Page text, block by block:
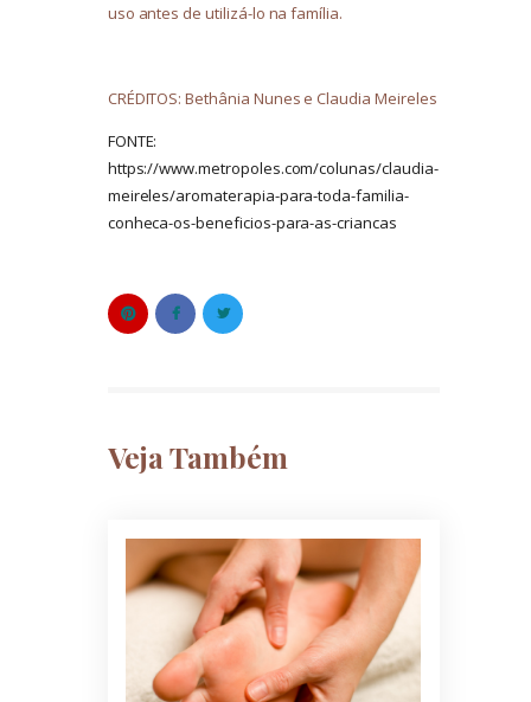
uso antes de utilizá-lo na família.
CRÉDITOS: Bethânia Nunes e Claudia Meireles
FONTE:
https://www.metropoles.com/colunas/claudia-
meireles/aromaterapia-para-toda-familia-
conheca-os-beneficios-para-as-criancas
Veja Também